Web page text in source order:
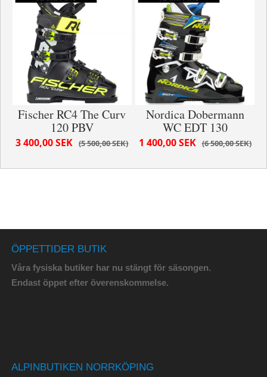
Fischer RC4 The Curv
120 PBV
5 500,00 SEK
3 400,00 SEK
Nordica Dobermann
WC EDT 130
6 500,00 SEK
1 400,00 SEK
ÖPPETTIDER BUTIK
Våra fysiska butiker har nu stängt för säsongen.
Endast öppet efter överenskommelse.
ALPINBUTIKEN NORRKÖPING